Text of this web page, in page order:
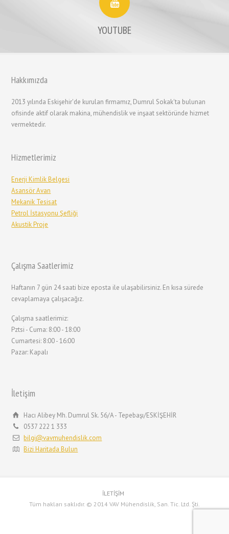
YOUTUBE
Hakkımızda
2013 yılında Eskişehir'de kurulan firmamız, Dumrul Sokak'ta bulunan
ofisinde aktif olarak makina, mühendislik ve inşaat sektöründe hizmet
vermektedir.
Hizmetlerimiz
Enerji Kimlik Belgesi
Asansör Avan
Mekanik Tesisat
Petrol İstasyonu Şefliği
Akustik Proje
Çalışma Saatlerimiz
Haftanın 7 gün 24 saati bize eposta ile ulaşabilirsiniz. En kısa sürede
cevaplamaya çalışacağız.
Çalışma saatlerimiz:
Pztsi - Cuma: 8:00 - 18:00
Cumartesi: 8:00 - 16:00
Pazar: Kapalı
İletişim
Hacı Alibey Mh. Dumrul Sk. 56/A - Tepebaşı/ESKİŞEHİR
0537 222 1 333
bilgi@vavmuhendislik.com
Bizi Haritada Bulun
İLETİŞİM
Tüm hakları saklıdır. © 2014 VAV Mühendislik, San. Tic. Ltd. Şti.